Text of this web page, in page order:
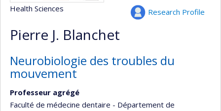
Research Profile
Health Sciences
Pierre J. Blanchet
Neurobiologie des troubles du
mouvement
Professeur agrégé
Faculté de médecine dentaire - Département de